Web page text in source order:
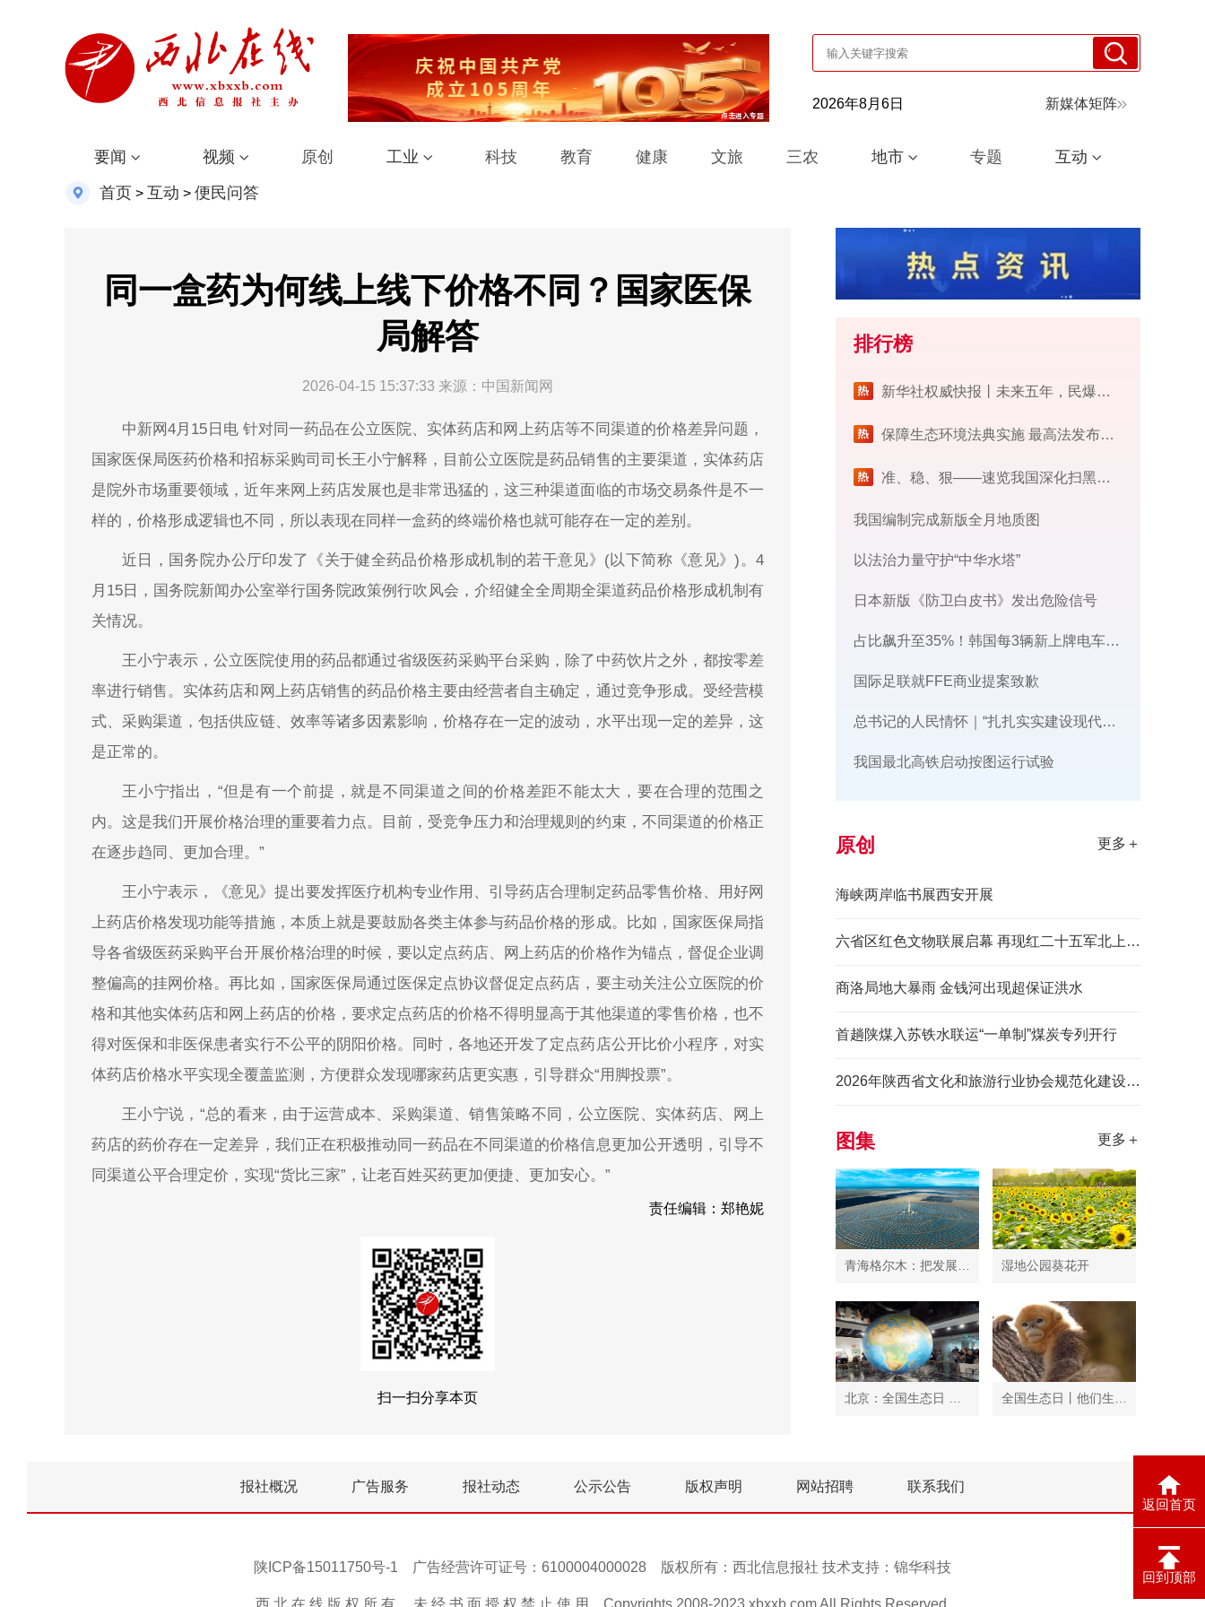
返回首页
回到顶部
2026年8月6日 新媒体矩阵
要闻 视频 原创 工业 科技 教育 健康 文旅 三农 地市 专题 互动
首页 > 互动 > 便民问答
同一盒药为何线上线下价格不同？国家医保
局解答
2026-04-15 15:37:33 来源：中国新闻网
中新网4月15日电 针对同一药品在公立医院、实体药店和网上药店等不同渠道的价格差异问题，
国家医保局医药价格和招标采购司司长王小宁解释，目前公立医院是药品销售的主要渠道，实体药店
是院外市场重要领域，近年来网上药店发展也是非常迅猛的，这三种渠道面临的市场交易条件是不一
样的，价格形成逻辑也不同，所以表现在同样一盒药的终端价格也就可能存在一定的差别。
近日，国务院办公厅印发了《关于健全药品价格形成机制的若干意见》(以下简称《意见》)。4
月15日，国务院新闻办公室举行国务院政策例行吹风会，介绍健全全周期全渠道药品价格形成机制有
关情况。
王小宁表示，公立医院使用的药品都通过省级医药采购平台采购，除了中药饮片之外，都按零差
率进行销售。实体药店和网上药店销售的药品价格主要由经营者自主确定，通过竞争形成。受经营模
式、采购渠道，包括供应链、效率等诸多因素影响，价格存在一定的波动，水平出现一定的差异，这
是正常的。
王小宁指出，“但是有一个前提，就是不同渠道之间的价格差距不能太大，要在合理的范围之
内。这是我们开展价格治理的重要着力点。目前，受竞争压力和治理规则的约束，不同渠道的价格正
在逐步趋同、更加合理。”
王小宁表示，《意见》提出要发挥医疗机构专业作用、引导药店合理制定药品零售价格、用好网
上药店价格发现功能等措施，本质上就是要鼓励各类主体参与药品价格的形成。比如，国家医保局指
导各省级医药采购平台开展价格治理的时候，要以定点药店、网上药店的价格作为锚点，督促企业调
整偏高的挂网价格。再比如，国家医保局通过医保定点协议督促定点药店，要主动关注公立医院的价
格和其他实体药店和网上药店的价格，要求定点药店的价格不得明显高于其他渠道的零售价格，也不
得对医保和非医保患者实行不公平的阴阳价格。同时，各地还开发了定点药店公开比价小程序，对实
体药店价格水平实现全覆盖监测，方便群众发现哪家药店更实惠，引导群众“用脚投票”。
王小宁说，“总的看来，由于运营成本、采购渠道、销售策略不同，公立医院、实体药店、网上
药店的药价存在一定差异，我们正在积极推动同一药品在不同渠道的价格信息更加公开透明，引导不
同渠道公平合理定价，实现“货比三家”，让老百姓买药更加便捷、更加安心。”
责任编辑：郑艳妮
扫一扫分享本页
排行榜
​新华社权威快报丨未来五年，民爆行业这样安全发展
保障生态环境法典实施 最高法发布首个配套司法解释
​准、稳、狠——速览我国深化扫黑除恶专项斗争最新部署
我国编制完成新版全月地质图
以法治力量守护“中华水塔”
日本新版《防卫白皮书》发出危险信号
占比飙升至35%！韩国每3辆新上牌电车，就有1辆来自中国
国际足联就FFE商业提案致歉
总书记的人民情怀｜“扎扎实实建设现代化产业体系”
我国最北高铁启动按图运行试验
原创 更多＋
海峡两岸临书展西安开展
六省区红色文物联展启幕 再现红二十五军北上先锋长征史诗
商洛局地大暴雨 金钱河出现超保证洪水
首趟陕煤入苏铁水联运“一单制”煤炭专列开行
2026年陕西省文化和旅游行业协会规范化建设培训班举办
图集 更多＋
湿地公园葵花开
报社概况 广告服务 报社动态 公示公告 版权声明 网站招聘 联系我们
陕ICP备15011750号-1 广告经营许可证号：6100004000028 版权所有：西北信息报社 技术支持： 锦华科技
西 北 在 线 版 权 所 有 ，未 经 书 面 授 权 禁 止 使 用 Copyrights 2008-2023 xbxxb.com All Rights Reserved.